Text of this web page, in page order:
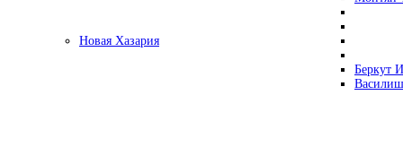
Новая Хазария
Беркут